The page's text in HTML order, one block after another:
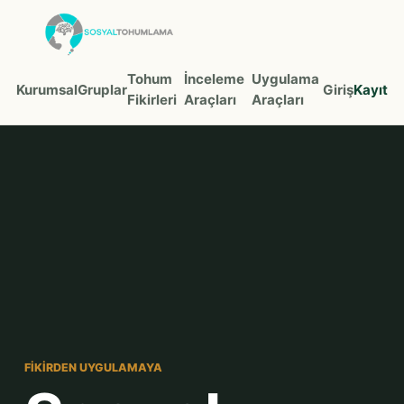
KurumsalGruplar
Tohum
Fikirleri
İnceleme
Araçları
Uygulama
Araçları
GirişKayıt
FIKIRDEN UYGULAMAYA